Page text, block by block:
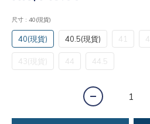
尺寸 : 40(現貨)
40(現貨) 40.5(現貨) 41
43(現貨) 44 44.5